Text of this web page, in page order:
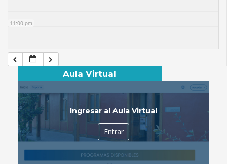
11:00 pm
Aula Virtual
Ingresar al Aula Virtual
Entrar